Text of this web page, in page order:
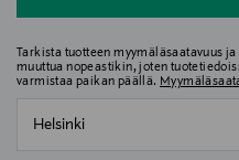
Tarkista tuotteen myymäläsaatavuus
muuttua nopeastikin, joten
varmistaa paikan päällä.
Helsinki